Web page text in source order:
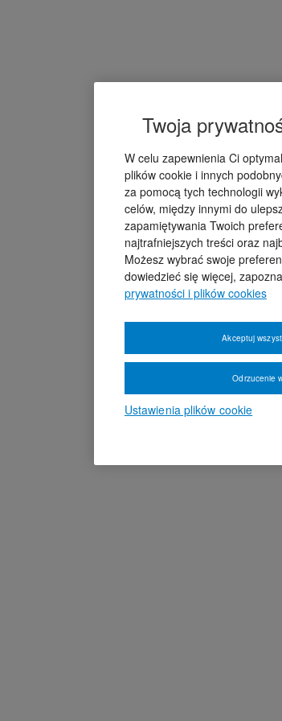
Twoja
W celu zapewnienia Ci
plików cookie i innych
za pomocą tych technologii
celów, między innymi do
zapamiętywania Twoich
najtrafniejszych treści oraz
Możesz wybrać swoje
dowiedzieć się więcej,
prywatności i plików cookies
Ustawienia plików cookie
Odrzucenie
Akceptuj